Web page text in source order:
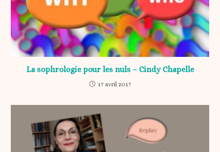
La sophrologie pour les nuls – Cindy Chapelle
17 avril 2017